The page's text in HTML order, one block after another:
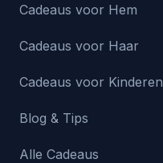
Cadeaus voor Hem
Cadeaus voor Haar
Cadeaus voor Kinderen
Blog & Tips
Alle Cadeaus